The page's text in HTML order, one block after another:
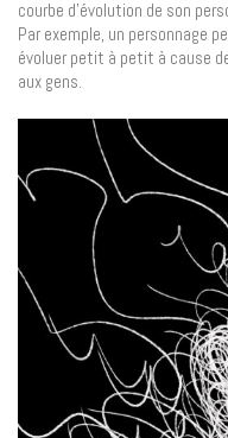
courbe d’évolution de son
Par exemple, un personnage
évoluer petit à petit à cause
aux gens.